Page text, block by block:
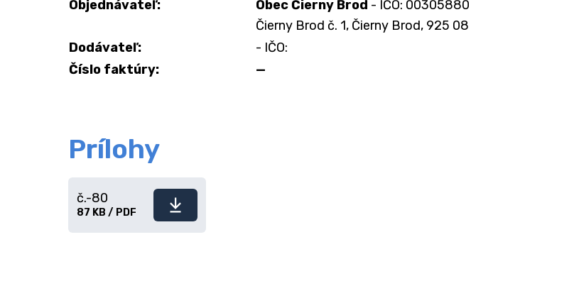
Objednávateľ:
Obec Čierny Brod - IČO: 00305880
Čierny Brod č. 1, Čierny Brod, 925 08
Dodávateľ:
- IČO:
Číslo faktúry:
—
Prílohy
Stiahnuť
č.-80
87 KB / PDF